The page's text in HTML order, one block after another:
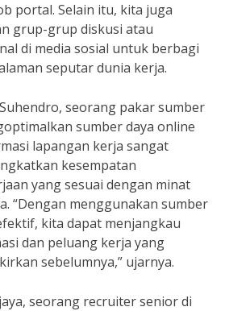
portal. Selain itu, kita juga
grup-grup diskusi atau
di media sosial untuk berbagi
seputar dunia kerja.
seorang pakar sumber
sumber daya online
lapangan kerja sangat
kesempatan
yang sesuai dengan minat
“Dengan menggunakan sumber
kita dapat menjangkau
dan peluang kerja yang
sebelumnya,” ujarnya.
seorang recruiter senior di